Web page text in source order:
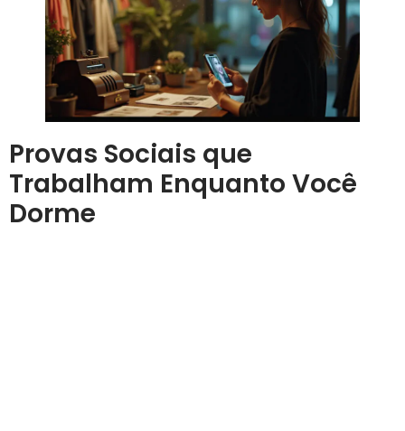
Provas Sociais que
Trabalham Enquanto Você
Dorme